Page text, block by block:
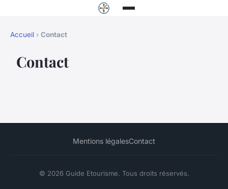
Accueil › Contact
Contact
Mentions légalesContact
© 2026 Guide Etourisme. Tous droits réservés.